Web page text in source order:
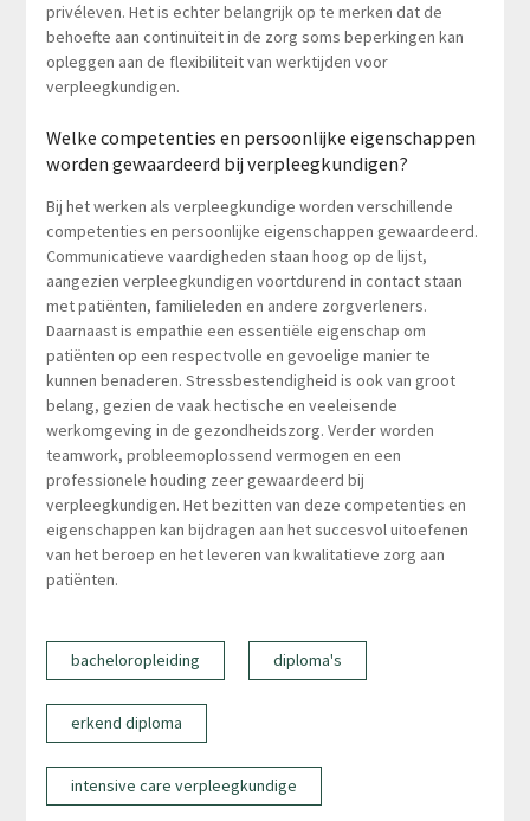
privéleven. Het is echter belangrijk op te merken dat de
behoefte aan continuïteit in de zorg soms beperkingen kan
opleggen aan de flexibiliteit van werktijden voor
verpleegkundigen.
Welke competenties en persoonlijke eigenschappen
worden gewaardeerd bij verpleegkundigen?
Bij het werken als verpleegkundige worden verschillende
competenties en persoonlijke eigenschappen gewaardeerd.
Communicatieve vaardigheden staan hoog op de lijst,
aangezien verpleegkundigen voortdurend in contact staan
met patiënten, familieleden en andere zorgverleners.
Daarnaast is empathie een essentiële eigenschap om
patiënten op een respectvolle en gevoelige manier te
kunnen benaderen. Stressbestendigheid is ook van groot
belang, gezien de vaak hectische en veeleisende
werkomgeving in de gezondheidszorg. Verder worden
teamwork, probleemoplossend vermogen en een
professionele houding zeer gewaardeerd bij
verpleegkundigen. Het bezitten van deze competenties en
eigenschappen kan bijdragen aan het succesvol uitoefenen
van het beroep en het leveren van kwalitatieve zorg aan
patiënten.
bacheloropleiding diploma's
erkend diploma
intensive care verpleegkundige